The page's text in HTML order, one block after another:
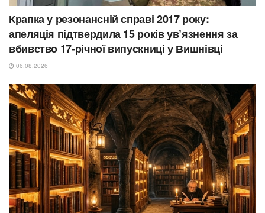
Крапка у резонансній справі 2017 року:
апеляція підтвердила 15 років ув’язнення за
вбивство 17-річної випускниці у Вишнівці
06.08.2026